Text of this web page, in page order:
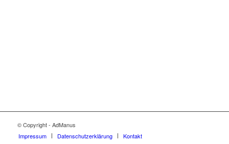
© Copyright - AdManus
Impressum
Datenschutzerklärung Kontakt